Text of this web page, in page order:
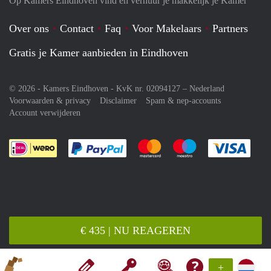
+
€ 435 | NU REAGEREN
Over ons Contact Faq Voor Makelaars
Partners
Gratis je Kamer aanbieden in Eindhoven
© 2026 - Kamers Eindhoven - KvK nr. 02094127 – Nederland
Voorwaarden & privacy
Disclaimer
Spam & nep-accounts
Account verwijderen
Je rekent gemakkelijk af met Paypal
Je rekent gemakkelijk af met
Je rekent